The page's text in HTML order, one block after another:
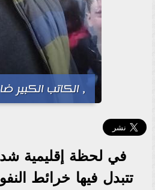
, الكاتب الكبير
في لحظة إقليمية
تتبدل فيها خرائط